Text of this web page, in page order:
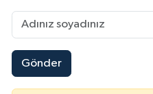
Gönder